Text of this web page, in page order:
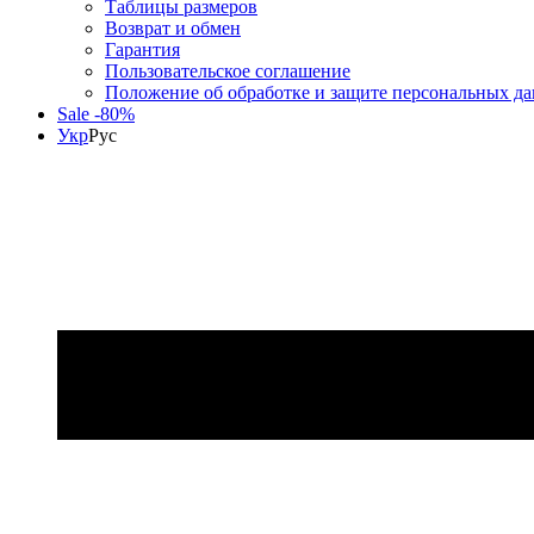
Таблицы размеров
Возврат и обмен
Гарантия
Пользовательское соглашение
Положение об обработке и защите персональных
Sale -80%
УкрРус